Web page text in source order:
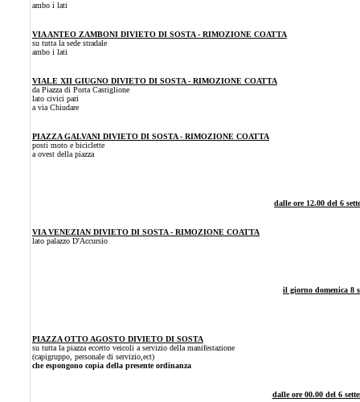
ambo i lati
VIA ANTEO ZAMBONI DIVIETO DI SOSTA - RIMOZIONE COATTA
su tutta la sede stradale
ambo i lati
VIALE XII GIUGNO DIVIETO DI SOSTA - RIMOZIONE COATTA
da Piazza di Porta Castiglione
lato civici pari
a via Chiudare
PIAZZA GALVANI DIVIETO DI SOSTA - RIMOZIONE COATTA
posti moto e biciclette
a ovest della piazza
dalle ore 12.00 del 6
VIA VENEZIAN DIVIETO DI SOSTA - RIMOZIONE COATTA
lato palazzo D'Accursio
il giorno domenica 8
PIAZZA OTTO AGOSTO DIVIETO DI SOSTA
su tutta la piazza eccetto veicoli a servizio della manifestazione
(capigruppo, personale di servizio,ect)
che espongono copia della presente ordinanza
dalle ore 00.00 del 6